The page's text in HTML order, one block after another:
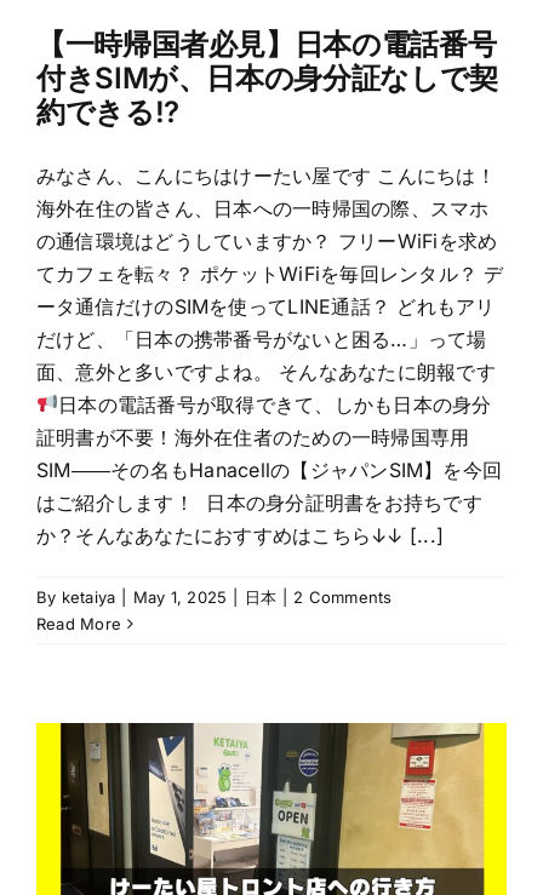
【一時帰国者必見】日本の電話番号
付きSIMが、日本の身分証なしで契
約できる!?
みなさん、こんにちはけーたい屋です こんにちは！
海外在住の皆さん、日本への一時帰国の際、スマホ
の通信環境はどうしていますか？ フリーWiFiを求め
てカフェを転々？ ポケットWiFiを毎回レンタル？ デ
ータ通信だけのSIMを使ってLINE通話？ どれもアリ
だけど、「日本の携帯番号がないと困る…」って場
面、意外と多いですよね。 そんなあなたに朗報です
日本の電話番号が取得できて、しかも日本の身分
証明書が不要！海外在住者のための一時帰国専用
SIM――その名もHanacellの【ジャパンSIM】を今回
はご紹介します！ 日本の身分証明書をお持ちです
か？そんなあなたにおすすめはこちら↓↓ [...]
By ketaiya May 1, 2025 日本
2 Comments
Read More